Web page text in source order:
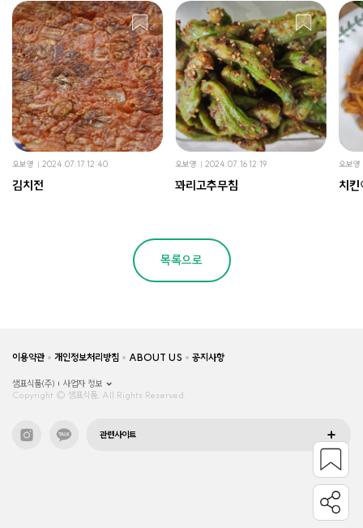
오보영 2024.07.17 12:40
김치전
오보영 2024.07.16 12:19
꽈리고추무침
오보영
치
목록으로
이용약관 개인정보처리방침 ABOUT US 공지사항
샘표식품(주)
사업자 정보
Copyright © 샘표식품, All Rights Reserved.
관련사이트